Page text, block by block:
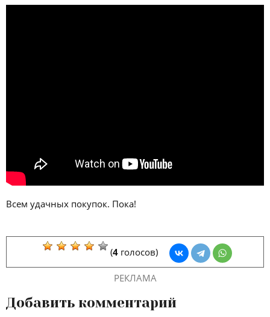
Всем удачных покупок. Пока!
(4голосов)
РЕКЛАМА
Добавить комментарий